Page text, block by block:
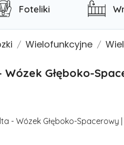
Foteliki
Wielofunkcyjne
Głęboko-